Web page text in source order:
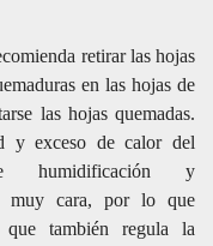
retirar las hojas
en las hojas de
las hojas quemadas.
y exceso de calor del
humidificación y
muy cara, por lo que
que también regula la